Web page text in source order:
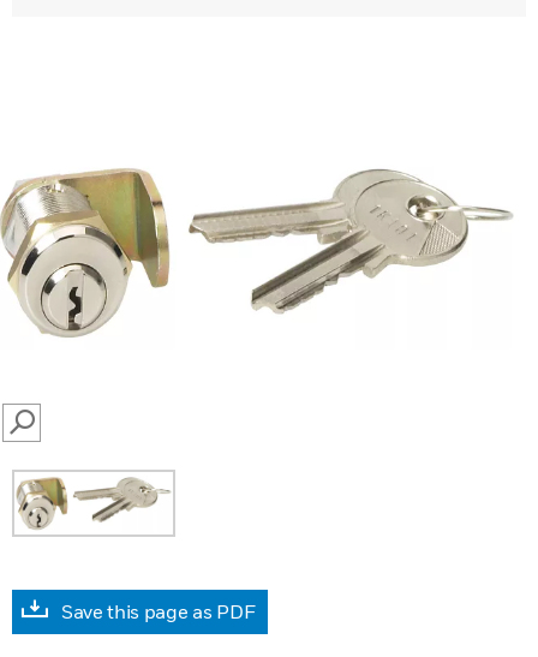
SEARCH
Save this page as PDF